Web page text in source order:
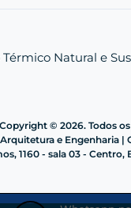
Copyright © 2026. Todos
e Engenharia |
1160 - sala 03 -